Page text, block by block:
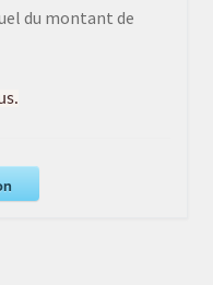
du montant de